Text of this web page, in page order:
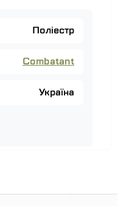
Поліестр
Combatant
Україна